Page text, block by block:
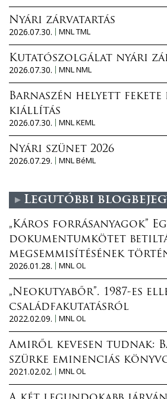
Nyári zárvatartás
2026.07.30.
MNL TML
Kutatószolgálat nyári
2026.07.30.
MNL NML
Barnaszén helyett fekete
kiállítás
2026.07.30.
MNL KEML
Nyári szünet 2026
2026.07.29.
MNL BéML
Legutóbbi
„Káros forrásanyagok”
dokumentumkötet
megsemmisítésének
2026.01.28.
MNL OL
„Neokutyabőr”. 1987-es
családfakutatásról
2022.02.09.
MNL OL
Amiről kevesen tudnak:
szürke eminenciás
2021.02.02.
MNL OL